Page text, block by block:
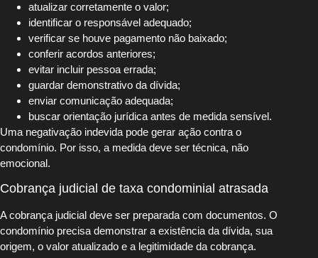
atualizar corretamente o valor;
identificar o responsável adequado;
verificar se houve pagamento não baixado;
conferir acordos anteriores;
evitar incluir pessoa errada;
guardar demonstrativo da dívida;
enviar comunicação adequada;
buscar orientação jurídica antes de medida sensível.
Uma negativação indevida pode gerar ação contra o
condomínio. Por isso, a medida deve ser técnica, não
emocional.
Cobrança judicial de taxa condominial atrasada
A cobrança judicial deve ser preparada com documentos. O
condomínio precisa demonstrar a existência da dívida, sua
origem, o valor atualizado e a legitimidade da cobrança.